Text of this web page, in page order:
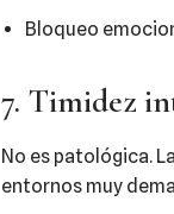
Bloqueo
7. Timidez
No es patológica.
entornos muy